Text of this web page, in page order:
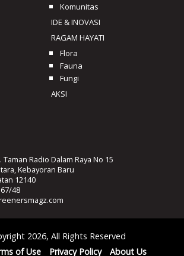
Komunitas
IDE & INOVASI
RAGAM HAYATI
Flora
Fauna
Fungi
AKSI
Taman Radio Dalam Raya No 15
Kebayoran Baru
12140
48
2026, All Rights Reserved
of Use Privacy Policy About Us